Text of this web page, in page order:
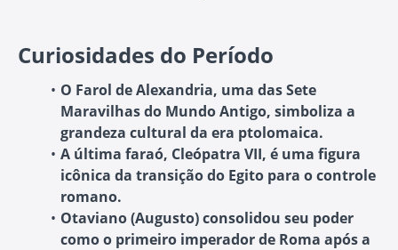
Curiosidades do Período
O Farol de Alexandria, uma das Sete
Maravilhas do Mundo Antigo, simboliza a
grandeza cultural da era ptolomaica.
A última faraó, Cleópatra VII, é uma figura
icônica da transição do Egito para o controle
romano.
Otaviano (Augusto) consolidou seu poder
como o primeiro imperador de Roma após a